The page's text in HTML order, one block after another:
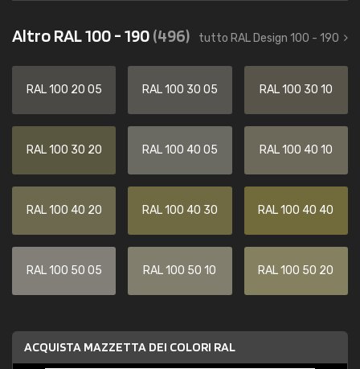
Altro RAL 100 - 190(496) tutto RAL Design 100 - 190
RAL 100 20 05 RAL 100 30 05 RAL 100 30 10
RAL 100 30 20 RAL 100 40 05 RAL 100 40 10
RAL 100 40 20 RAL 100 40 30 RAL 100 40 40
RAL 100 50 05 RAL 100 50 10 RAL 100 50 20
ACQUISTA MAZZETTA DEI COLORI RAL